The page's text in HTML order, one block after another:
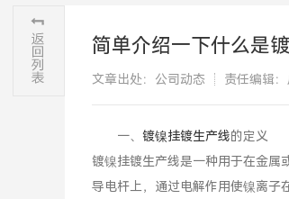
简单介绍一下什么是
文章出处：公司动态 责任编辑
​一、 镀镍挂镀生产线的定义
镀镍挂镀生产线是一种用于在金属
导电杆上，通过电解作用使镍离子